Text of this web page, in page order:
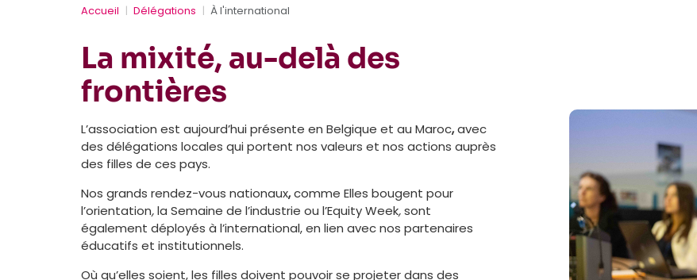
Accueil Délégations À l'international
La mixité, au-delà des
frontières
L’association est aujourd’hui présente en Belgique et au Maroc,avec
des délégations locales qui portent nos valeurs et nos actions auprès
des filles de ces pays.
Nos grands rendez-vous nationaux,comme Elles bougent pour
l’orientation,la Semaine de l’industrie ou l’Equity Week,sont
également déployés à l’international, en lien avec nos partenaires
éducatifs et institutionnels.
Où qu’elles soient, les filles doivent pouvoir se projeter dans des